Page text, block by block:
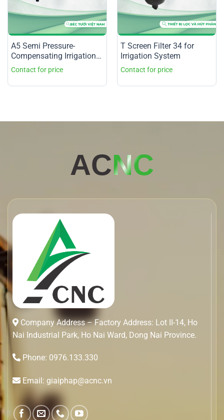
A5 Semi Pressure-
Compensating Irrigation
Nozzle
T Screen Filter 34 for
Irrigation System
ACNC
Company Address – Factory Address: Lot II-14, Ho
Nai Industrial Park, Ho Nai Ward, Dong Nai Province.
Phone: 0976.133.330
Email: giaiphap@acnc.vn